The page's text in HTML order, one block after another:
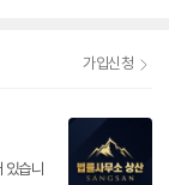
가입신청
있습니